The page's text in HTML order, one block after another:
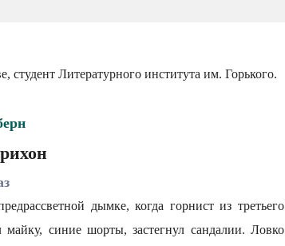
Литературного института им. Горького.
дымке, когда горнист из третьего
майку, синие шорты, застегнул сандалии. Ловко